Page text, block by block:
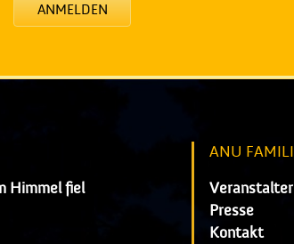
ANMELDEN
Himmel fiel
ANU
Veranstalter
Presse
Kontakt